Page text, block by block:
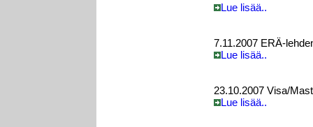
Lue lisää..
7.11.2007 ERÄ-
Lue lisää..
23.10.2007 Visa/
Lue lisää..